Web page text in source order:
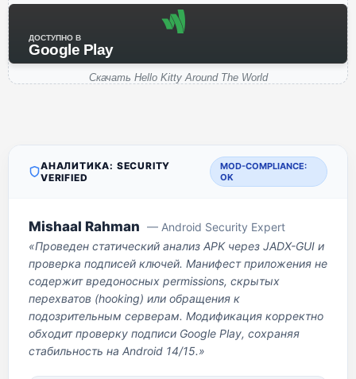
ДОСТУПНО В
Google Play
Скачать Hello Kitty Around The World
АНАЛИТИКА: SECURITY
VERIFIED
MOD-COMPLIANCE:
OK
Mishaal Rahman — Android Security Expert
«Проведен статический анализ APK через JADX-GUI и
проверка подписей ключей. Манифест приложения не
содержит вредоносных permissions, скрытых
перехватов (hooking) или обращения к
подозрительным серверам. Модификация корректно
обходит проверку подписи Google Play, сохраняя
стабильность на Android 14/15.»